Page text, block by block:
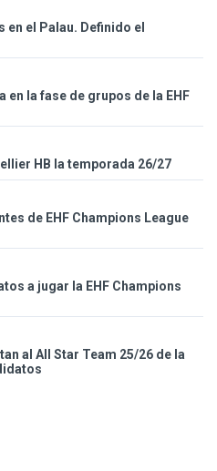
en el Palau. Definido el
la fase de grupos de la EHF
HB la temporada 26/27
de EHF Champions League
a jugar la EHF Champions
al All Star Team 25/26 de la